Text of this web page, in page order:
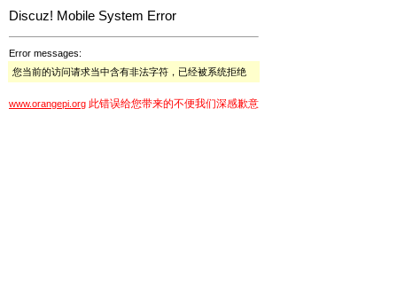
Discuz! Mobile System Error
Error messages:
您当前的访问请求当中含有非法字符，已经被系统拒绝
www.orangepi.org 此错误给您带来的不便我们深感歉意